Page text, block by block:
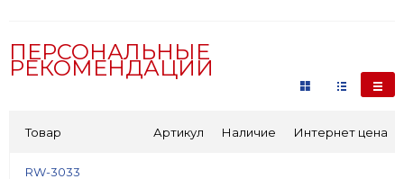
ПЕРСОНАЛЬНЫЕ
РЕКОМЕНДАЦИИ
Товар
RW-3033
Артикул Наличие Интернет цена